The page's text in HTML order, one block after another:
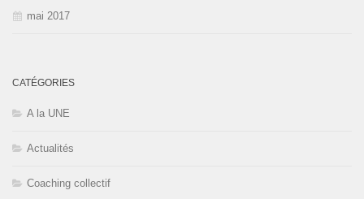
mai 2017
CATÉGORIES
A la UNE
Actualités
Coaching collectif